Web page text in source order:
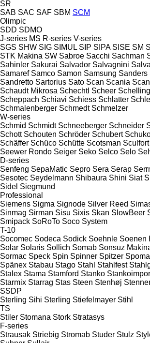
SR
SAB SAC SAF SBM SCM
Olimpic
SDD SDMO
J-series MS R-series V-series
SGS SHW SIG SIMUL SIP SIPA SISE SM
STK Makina SW Sabroe Sacchi Sachman
Sahinler Sakurai Salvador Salvagnini
Samaref Samco Samon Samsung Sanders
Sandretto Sartorius Sato Scan Scania
Schaudt Mikrosa Schechtl Scheer Schelling
Scheppach Schiavi Schiess Schlatter
Schmalenberger Schmedt Schmelzer
W-series
Schmid Schmidt Schneeberger Schneider
Schott Schouten Schröder Schubert
Schäffer Schüco Schütte Scotsman Sculfort
Seewer Rondo Seiger Seko Selco Selo
D-series
Senfeng SepaMatic Sepro Sera Serap
Sesotec Seydelmann Shibaura Shini Siat
Sidel Siegmund
Professional
Siemens Sigma Signode Silver Reed
Sinmag Sirman Sisu Sixis Skan SlowBeer
Smipack SoRoTo Soco System
T-10
Socomec Sodeca Sodick Soehnle Soenen
Solar Solaris Sollich Somab Sonsuz
Sormac Speck Spin Spinner Spitzer
Spänex Stabau Stago Stahl Stahlfest
Stalex Stama Stamford Stanko
Starmix Starrag Stas Steen Stenhøj
SSDP
Sterling Sihi Sterling Stiefelmayer Stihl
TS
Stiler Stomana Stork Stratasys
F-series
Strausak Striebig Stromab Studer Stulz